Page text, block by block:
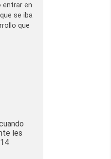
entrar en
se iba
que
les